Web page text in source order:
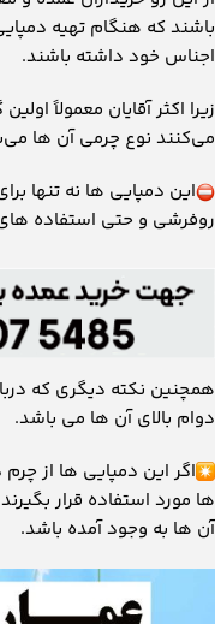
باشند که هنگام تهیه
اجناس خود داشته باشند.
زیرا اکثر آقایان معمولاً
می‌کنند نوع چرمی آن ها
این دمپایی ‌ها نه تنها
روفرشی و حتی استفاده ‌های
همچنین نکته دیگری که
دوام بالای آن ها می ‌باشد.
اگر این دمپایی ‌ها از
‌ها مورد استفاده قرار
آن ها به وجود آمده باشد.